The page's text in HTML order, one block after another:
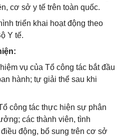
cơ sở y tế trên toàn quốc.
triển khai hoạt động theo
Y tế.
vụ của Tổ công tác bắt đầu
hành; tự giải thể sau khi
công tác thực hiện sự phân
các thành viên, tình
động, bổ sung trên cơ sở